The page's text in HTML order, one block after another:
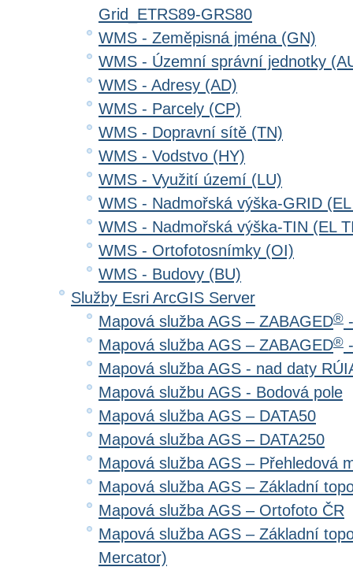
Grid_ETRS89-GRS80
WMS - Zeměpisná jména (GN)
WMS - Územní správní jednotky
WMS - Adresy (AD)
WMS - Parcely (CP)
WMS - Dopravní sítě (TN)
WMS - Vodstvo (HY)
WMS - Využití území (LU)
WMS - Nadmořská výška-GRID
WMS - Nadmořská výška-TIN (EL
WMS - Ortofotosnímky (OI)
WMS - Budovy (BU)
Služby Esri ArcGIS Server
Mapová služba AGS – ZABAGED®
Mapová služba AGS – ZABAGED®
Mapová služba AGS - nad daty
Mapová službu AGS - Bodová pole
Mapová služba AGS – DATA50
Mapová služba AGS – DATA250
Mapová služba AGS – Přehledová
Mapová služba AGS – Základní
Mapová služba AGS – Ortofoto ČR
Mapová služba AGS – Základní
Mercator)